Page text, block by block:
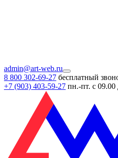
admin@art-web.ru
8 800 302-69-27 бесплатный
+7 (903) 403-59-27 пн.-пт. с 09.00